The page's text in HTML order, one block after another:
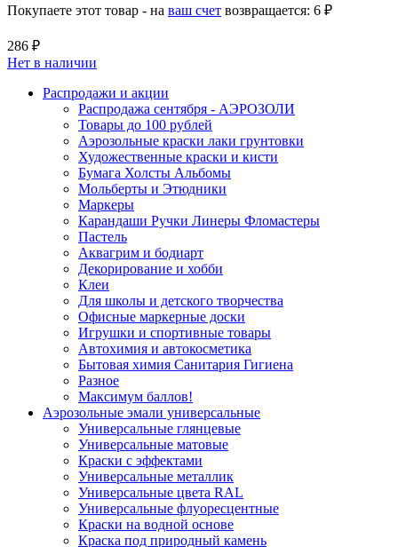
Покупаете этот товар - на ваш счет возвращается: 6 ₽
286 ₽
Нет в наличии
Распродажи и акции
Распродажа сентября - АЭРОЗОЛИ
Товары до 100 рублей
Аэрозольные краски лаки грунтовки
Художественные краски и кисти
Бумага Холсты Альбомы
Мольберты и Этюдники
Маркеры
Карандаши Ручки Линеры Фломастеры
Пастель
Аквагрим и бодиарт
Декорирование и хобби
Клеи
Для школы и детского творчества
Офисные маркерные доски
Игрушки и спортивные товары
Автохимия и автокосметика
Бытовая химия Санитария Гигиена
Разное
Максимум баллов!
Аэрозольные эмали универсальные
Универсальные глянцевые
Универсальные матовые
Краски с эффектами
Универсальные металлик
Универсальные цвета RAL
Универсальные флуоресцентные
Краски на водной основе
Краска под природный камень